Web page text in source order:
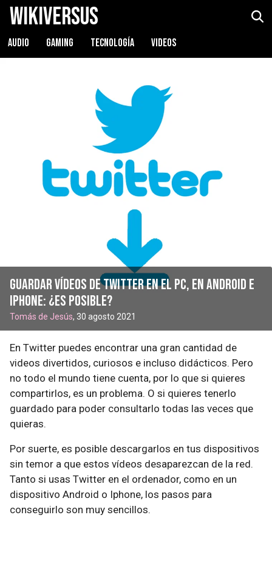
WikiVersus
AUDIO GAMING TECNOLOGÍA VIDEOS
Guardar vídeos de Twitter en el pc, en Android e
Iphone: ¿es posible?
Tomás de Jesús, 30 agosto 2021
En Twitter puedes encontrar una gran cantidad de
videos divertidos, curiosos e incluso didácticos. Pero
no todo el mundo tiene cuenta, por lo que si quieres
compartirlos, es un problema. O si quieres tenerlo
guardado para poder consultarlo todas las veces que
quieras.
Por suerte, es posible descargarlos en tus dispositivos
sin temor a que estos vídeos desaparezcan de la red.
Tanto si usas Twitter en el ordenador, como en un
dispositivo Android o Iphone, los pasos para
conseguirlo son muy sencillos.